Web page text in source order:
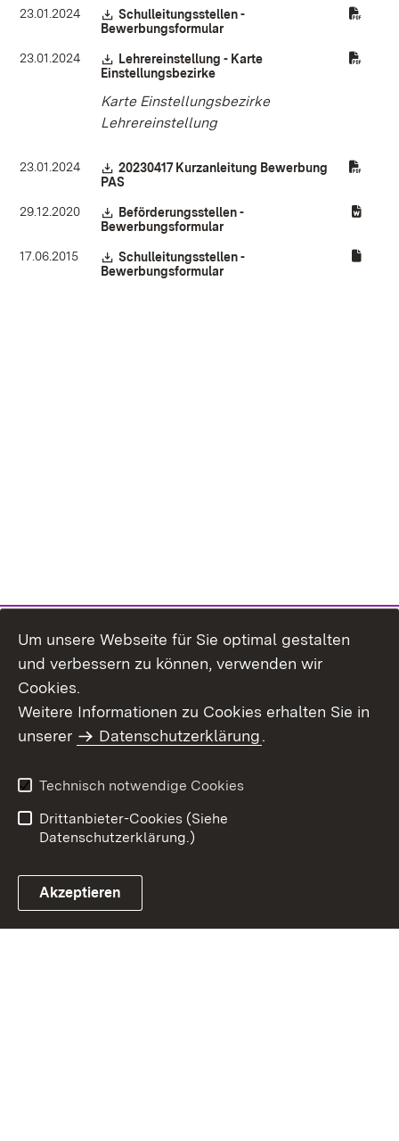
23.01.2024 Download:
Schulleitungsstellen -
Bewerbungsformular(Öffnet in neuem Fenster)
23.01.2024 Download:
Lehrereinstellung - Karte
Einstellungsbezirke
Karte Einstellungsbezirke
Lehrereinstellung
23.01.2024 Download:
20230417 Kurzanleitung Bewerbung
PAS
29.12.2020 Download:
Beförderungsstellen -
Bewerbungsformular(Öffnet in neuem Fenster)
17.06.2015 Download:
Schulleitungsstellen -
Bewerbungsformular(Öffnet in neuem Fenster)
Benutzungshinweise
Erklärung zur
Um unsere Webseite für Sie optimal gestalten
und verbessern zu können, verwenden wir
Cookies.
Weitere Informationen zu Cookies erhalten Sie in
unserer
Datenschutzerklärung.
Technisch notwendige Cookies
Drittanbieter-Cookies (Siehe
Datenschutzerklärung.)
Akzeptieren